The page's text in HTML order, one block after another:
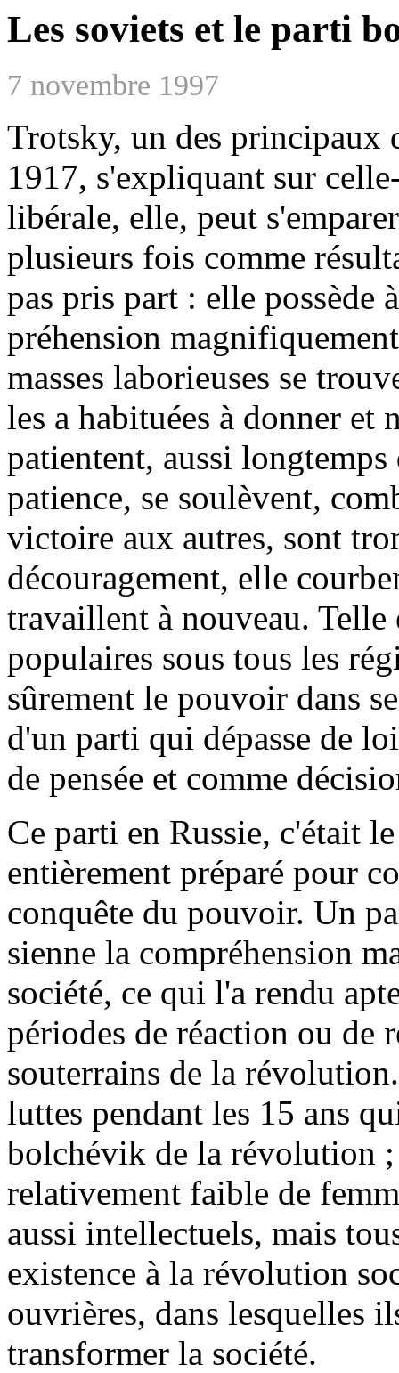
Les soviets et le parti
7 novembre 1997
Trotsky, un des principaux
1917, s'expliquant sur
libérale, elle, peut
plusieurs fois comme
pas pris part : elle possède
préhension
masses laborieuses se
les a habituées à donner
patientent, aussi
patience, se soulèvent,
victoire aux autres, sont
découragement, elle
travaillent à nouveau. Telle
populaires sous tous les
sûrement le pouvoir dans
d'un parti qui dépasse de
de pensée et comme
Ce parti en Russie, c'était
entièrement préparé pour
conquête du pouvoir. Un
sienne la compréhension
société, ce qui l'a rendu
périodes de réaction ou de
souterrains de la
luttes pendant les 15 ans
bolchévik de la révolution
relativement faible de
aussi intellectuels, mais
existence à la révolution
ouvrières, dans lesquelles
transformer la société.